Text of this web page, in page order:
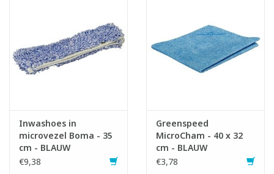
2x510273 Natuurzeem - 64 x 42 cm
2x510282 Greenspeed MicroCham - 40 x 32 cm - BLAUW
2x201845 Iso Glass 10 ruitenreiniger - 1 l
1x502262 Rail in rvs + rubber voor ruitenwisser Boma - 35 cm
1x500253 T-houder Boma - 35 cm
2x505228 Inwashoes in microvezel Boma - 35 cm - BLAUW
1x510001 Riem voor ruitenwasgordel
1x510002 Zeemtas voor ruitenwasgordel
Inwashoes in
microvezel Boma - 35
cm - BLAUW
€9,38
Greenspeed
MicroCham - 40 x 32
cm - BLAUW
€3,78